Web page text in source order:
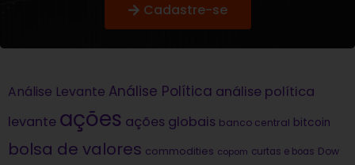
Cadastre-se
Análise Levante Análise Política análise política
levante ações ações globais banco central bitcoin
bolsa de valores commodities copom curtas e boas Dow